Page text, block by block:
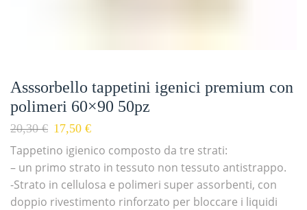
Asssorbello tappetini igenici premium con
polimeri 60×90 50pz
20,30€ 17,50 €
Tappetino igienico composto da tre strati:
– un primo strato in tessuto non tessuto antistrappo.
-Strato in cellulosa e polimeri super assorbenti, con
doppio rivestimento rinforzato per bloccare i liquidi